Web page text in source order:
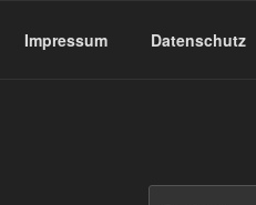
Impressum Datenschutz